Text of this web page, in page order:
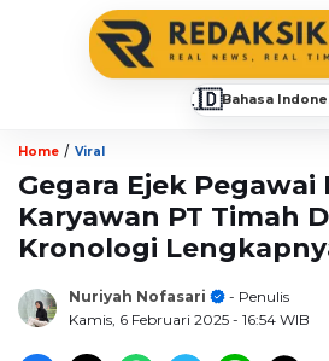
🇮🇩Bahasa
Home / Viral
Gegara Ejek Pegawai
Karyawan PT Timah
Kronologi
Nuriyah Nofasari
- Penulis
Kamis, 6 Februari 2025 - 16:54 WIB